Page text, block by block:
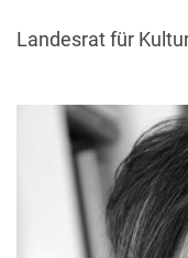
Landesrat für